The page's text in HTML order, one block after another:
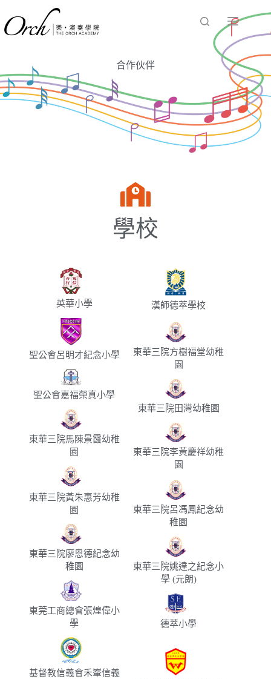
合作伙伴
學校
英華小學
聖公會呂明才紀念小學
聖公會嘉福榮真小學
東華三院馬陳景霞幼稚
園
東華三院黃朱惠芳幼稚
園
東華三院廖恩德紀念幼
稚園
東莞工商總會張煌偉小
學
基督教信義會禾輋信義
漢師德萃學校
東華三院方樹福堂幼稚
園
東華三院田灣幼稚園
東華三院李黃慶祥幼稚
園
東華三院呂馮鳳紀念幼
稚園
東華三院姚達之紀念小
學 (元朗)
德萃小學